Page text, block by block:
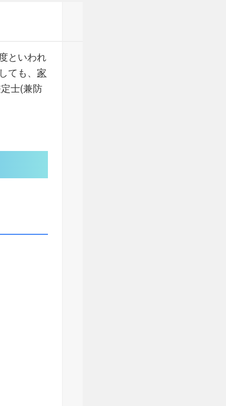
といわれ
ても、 家
士(兼防